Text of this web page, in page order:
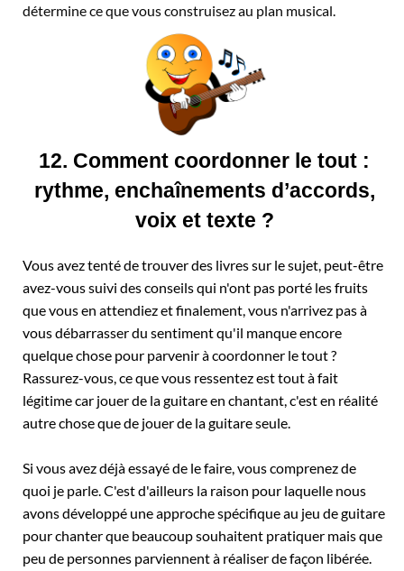
détermine ce que vous construisez au plan musical.
12. Comment coordonner le tout :
rythme, enchaînements d’accords,
voix et texte ?
Vous avez tenté de trouver des livres sur le sujet, peut-être
avez-vous suivi des conseils qui n'ont pas porté les fruits
que vous en attendiez et finalement, vous n'arrivez pas à
vous débarrasser du sentiment qu'il manque encore
quelque chose pour parvenir à coordonner le tout ?
Rassurez-vous, ce que vous ressentez est tout à fait
légitime car jouer de la guitare en chantant, c'est en réalité
autre chose que de jouer de la guitare seule.
Si vous avez déjà essayé de le faire, vous comprenez de
quoi je parle. C'est d'ailleurs la raison pour laquelle nous
avons développé une approche spécifique au jeu de guitare
pour chanter que beaucoup souhaitent pratiquer mais que
peu de personnes parviennent à réaliser de façon libérée.